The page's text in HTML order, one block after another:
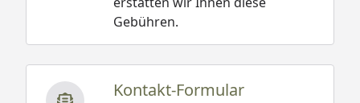
Gebühren.
Kontakt-Formular